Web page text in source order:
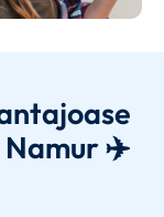
Namur ✈️